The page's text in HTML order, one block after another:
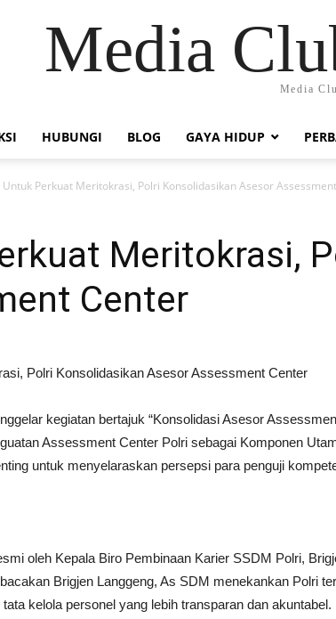
Media
Media
HUBUNGI BLOG GAYA HIDUP
Untuk Perkuat Meritokrasi, Polri Konsolidasikan Asesor
Meritokrasi,
Center
Polri Konsolidasikan Asesor Assessment Center
kegiatan bertajuk “Konsolidasi Asesor
Assessment Center Polri sebagai Komponen
untuk menyelaraskan persepsi para penguji
oleh Kepala Biro Pembinaan Karier SSDM Polri,
Brigjen Langgeng, As SDM menekankan Polri
kelola personel yang lebih transparan dan akuntabel.